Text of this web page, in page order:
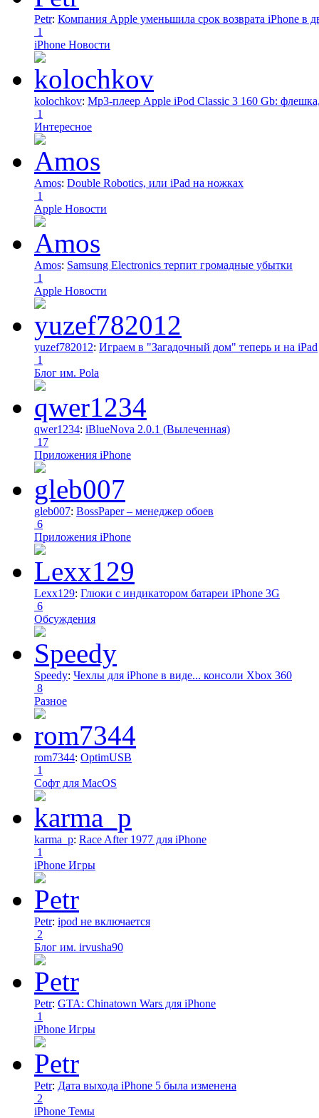
Petr: Компания Apple уменьшила срок возврата iPhone в
1
iPhone Новости
kolochkov: Mp3-плеер Apple iPod Classic 3 160 Gb:
1
Интересное
Amos: Double Robotics, или iPad на ножках
1
Apple Новости
Amos: Samsung Electronics терпит громадные убытки
1
Apple Новости
yuzef782012: Играем в "Загадочный дом" теперь и на iPad
1
Блог им. Pola
qwer1234: iBlueNova 2.0.1 (Вылеченная)
17
Приложения iPhone
gleb007: BossPaper – менеджер обоев
6
Приложения iPhone
Lexx129: Глюки с индикатором батареи iPhone 3G
6
Обсуждения
Speedy: Чехлы для iPhone в виде... консоли Xbox 360
8
Разное
rom7344: OptimUSB
1
Софт для MacOS
karma_p: Race After 1977 для iPhone
1
iPhone Игры
Petr: ipod не включается
2
Блог им. irvusha90
Petr: GTA: Chinatown Wars для iPhone
1
iPhone Игры
Petr: Дата выхода iPhone 5 была изменена
2
iPhone Темы